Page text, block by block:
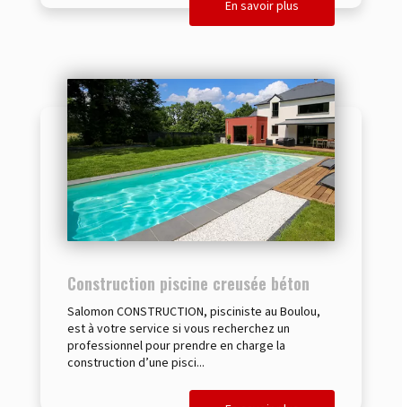
En savoir plus
Construction piscine creusée béton
Salomon CONSTRUCTION, pisciniste au Boulou,
est à votre service si vous recherchez un
professionnel pour prendre en charge la
construction d’une pisci...